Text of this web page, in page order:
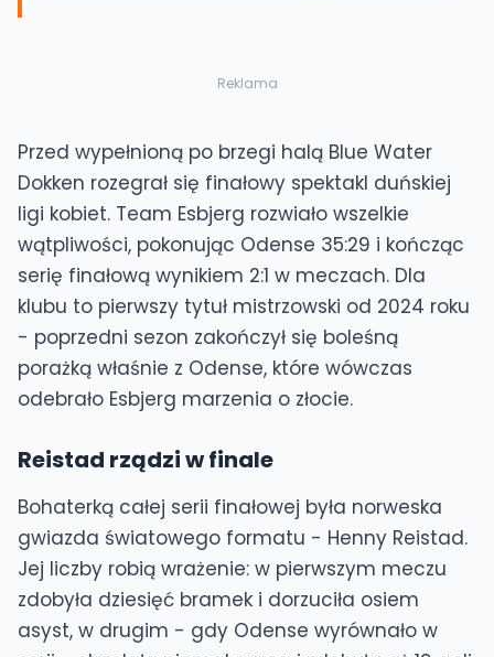
Reklama
Przed wypełnioną po brzegi halą Blue Water
Dokken rozegrał się finałowy spektakl duńskiej
ligi kobiet. Team Esbjerg rozwiało wszelkie
wątpliwości, pokonując Odense 35:29 i kończąc
serię finałową wynikiem 2:1 w meczach. Dla
klubu to pierwszy tytuł mistrzowski od 2024 roku
- poprzedni sezon zakończył się boleśną
porażką właśnie z Odense, które wówczas
odebrało Esbjerg marzenia o złocie.
Reistad rządzi w finale
Bohaterką całej serii finałowej była norweska
gwiazda światowego formatu - Henny Reistad.
Jej liczby robią wrażenie: w pierwszym meczu
zdobyła dziesięć bramek i dorzuciła osiem
asyst, w drugim - gdy Odense wyrównało w